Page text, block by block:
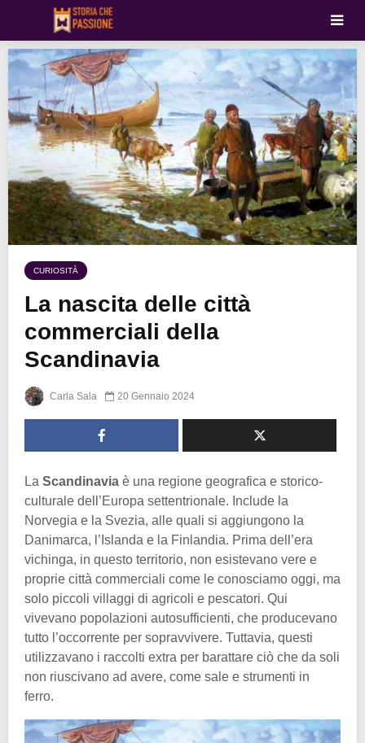
CURIOSITÀ
La nascita delle città
commerciali della
Scandinavia
Carla Sala 20 Gennaio 2024
La Scandinavia è una regione geografica e storico-
culturale dell’Europa settentrionale. Include la
Norvegia e la Svezia, alle quali si aggiungono la
Danimarca, l’Islanda e la Finlandia. Prima dell’era
vichinga, in questo territorio, non esistevano vere e
proprie città commerciali come le conosciamo oggi, ma
solo piccoli villaggi di agricoli e pescatori. Qui
vivevano popolazioni autosufficienti, che producevano
tutto l’occorrente per sopravvivere. Tuttavia, questi
utilizzavano i raccolti extra per barattare ciò che da soli
non riuscivano ad avere, come sale e strumenti in
ferro.